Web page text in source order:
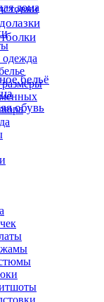
бельё
обувь
дома